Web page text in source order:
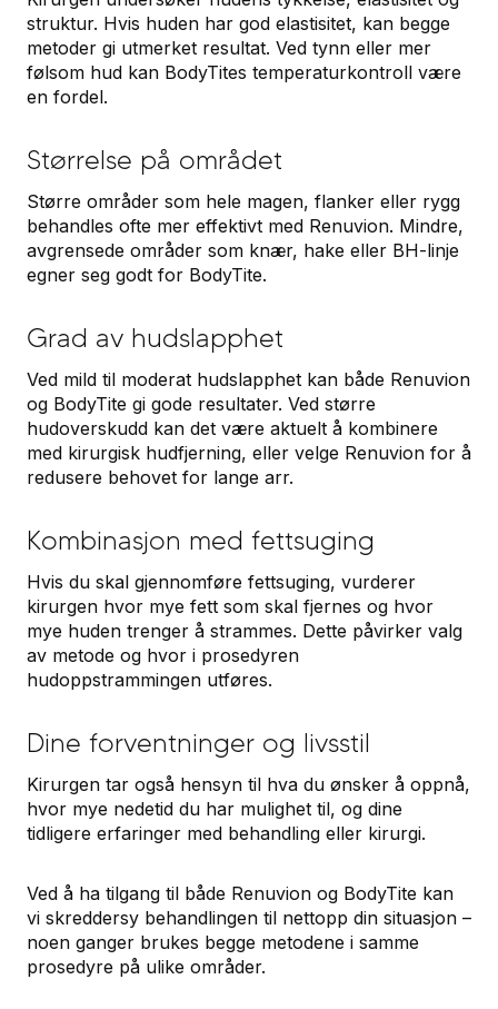
struktur. Hvis huden har god elastisitet, kan begge
metoder gi utmerket resultat. Ved tynn eller mer
følsom hud kan BodyTites temperaturkontroll være
en fordel.
Størrelse på området
Større områder som hele magen, flanker eller rygg
behandles ofte mer effektivt med Renuvion. Mindre,
avgrensede områder som knær, hake eller BH-linje
egner seg godt for BodyTite.
Grad av hudslapphet
Ved mild til moderat hudslapphet kan både Renuvion
og BodyTite gi gode resultater. Ved større
hudoverskudd kan det være aktuelt å kombinere
med kirurgisk hudfjerning, eller velge Renuvion for å
redusere behovet for lange arr.
Kombinasjon med fettsuging
Hvis du skal gjennomføre fettsuging, vurderer
kirurgen hvor mye fett som skal fjernes og hvor
mye huden trenger å strammes. Dette påvirker valg
av metode og hvor i prosedyren
hudoppstrammingen utføres.
Dine forventninger og livsstil
Kirurgen tar også hensyn til hva du ønsker å oppnå,
hvor mye nedetid du har mulighet til, og dine
tidligere erfaringer med behandling eller kirurgi.
Ved å ha tilgang til både Renuvion og BodyTite kan
vi skreddersy behandlingen til nettopp din situasjon –
noen ganger brukes begge metodene i samme
prosedyre på ulike områder.